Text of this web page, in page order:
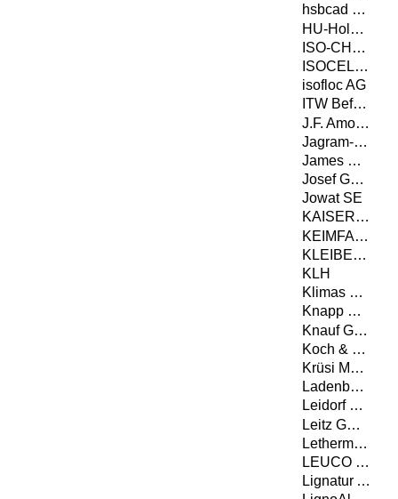
hsbcad GmbH
HU-Holzunion GmbH
ISO-CHEMIE GMBH
ISOCELL GmbH & Co KG
isofloc AG
ITW Befestigungssysteme GmbH
J.F. Amonn Srl - Die Abteilung Color
Jagram-Pro S.A.
James Hardie Europe GmbH
Josef Günthner GmbH & Co.KG
Jowat SE
KAISER GmbH & Co. KG
KEIMFARBEN AG
KLEIBERIT SE & Co. KG
KLH
Klimas Wkręt-met
Knapp GmbH
Knauf Gips KG
Koch & Schulte GmbH & Co. KG
Krüsi Maschinenbau AG
Ladenburger GmbH
Leidorf GmbH
Leitz GmbH & Co. KG
Lethermo GmbH
LEUCO Ledermann GmbH & Co. KG
Lignatur AG